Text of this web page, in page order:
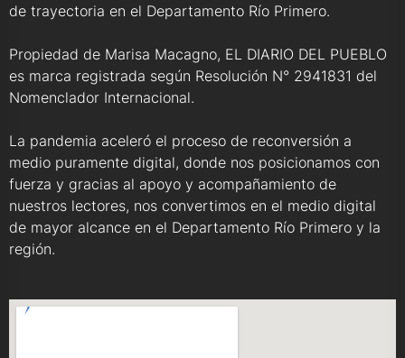
de trayectoria en el Departamento Río Primero.
Propiedad de Marisa Macagno, EL DIARIO DEL PUEBLO
es marca registrada según Resolución N° 2941831 del
Nomenclador Internacional.
La pandemia aceleró el proceso de reconversión a
medio puramente digital, donde nos posicionamos con
fuerza y gracias al apoyo y acompañamiento de
nuestros lectores, nos convertimos en el medio digital
de mayor alcance en el Departamento Río Primero y la
región.